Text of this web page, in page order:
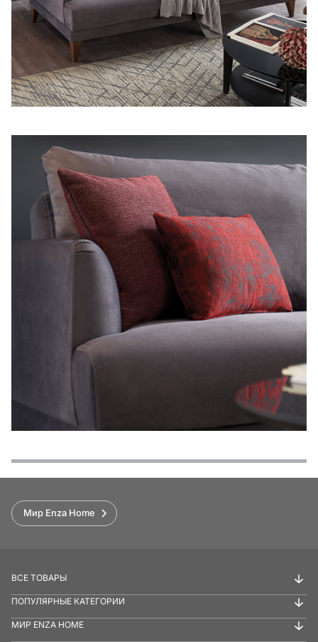
Функции
Варианты оплаты
Условия доставки и возврата
Обзор
Мир Enza Home
ВСЕ ТОВАРЫ
ПОПУЛЯРНЫЕ КАТЕГОРИИ
МИР ENZA HOME